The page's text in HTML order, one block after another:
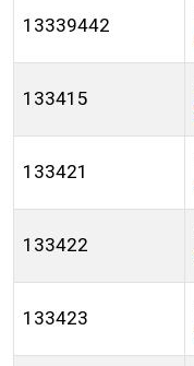
13339442
133415
133421
133422
133423